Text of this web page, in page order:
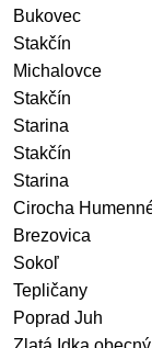
Bukovec
Stakčín
Michalovce
Stakčín
Starina
Stakčín
Starina
Cirocha
Brezovica
Sokoľ
Tepličany
Poprad Juh